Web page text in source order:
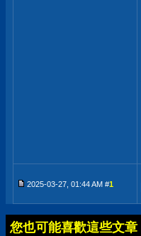
2025-03-27, 01:44 AM #1
您也可能喜歡這些文章